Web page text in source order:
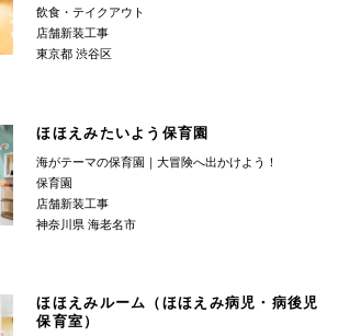
飲食・テイクアウト
店舗新装工事
東京都 渋谷区
ほほえみたいよう保育園
海がテーマの保育園｜大冒険へ出かけよう！
保育園
店舗新装工事
神奈川県 海老名市
ほほえみルーム（ほほえみ病児・病後児
保育室）